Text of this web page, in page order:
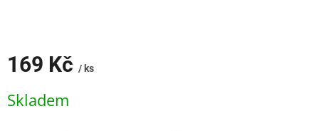
169 Kč / ks
cena:
Skladem